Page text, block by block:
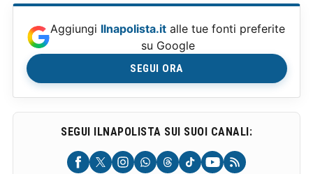
Aggiungi Ilnapolista.it alle tue fonti preferite
su Google
SEGUI ORA
SEGUI ILNAPOLISTA SUI SUOI CANALI: